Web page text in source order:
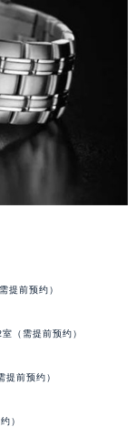
提前预约）
（需提前预约）
前预约）
）